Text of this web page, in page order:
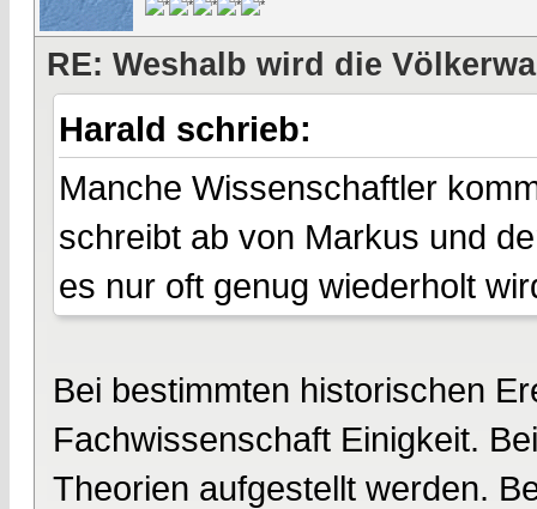
RE: Weshalb wird die
Harald schrieb:
Manche Wissenschaftler
schreibt ab von Markus und
es nur oft genug wiederholt
Bei bestimmten historischen
Fachwissenschaft Einigkeit.
Theorien aufgestellt werden.